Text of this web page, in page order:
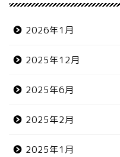
2026年1月
2025年12月
2025年6月
2025年2月
2025年1月